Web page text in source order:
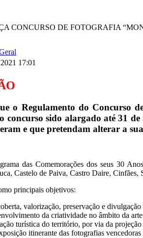
CONCURSO DE FOTOGRAFIA
17:01
o Regulamento do Concurso
concurso sido alargado até 31
e que pretendam alterar a
das Comemorações dos seus 30
Castelo de Paiva, Castro Daire, Cinfães,
principais objetivos:
valorização, preservação e
da criatividade no âmbito da
turística do território, por via da
itinerante das fotografias